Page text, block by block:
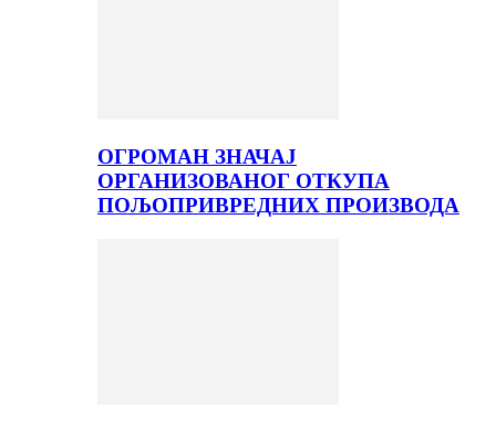
ОГРОМАН ЗНАЧАЈ
ОРГАНИЗОВАНОГ ОТКУПА
ПОЉОПРИВРЕДНИХ ПРОИЗВОДА